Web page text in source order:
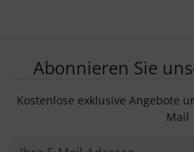
Abonnieren Sie
Kostenlose exklusive Angebote
Mail